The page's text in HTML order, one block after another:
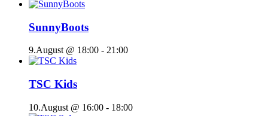
SunnyBoots
9.August @ 18:00 - 21:00
TSC Kids
10.August @ 16:00 - 18:00